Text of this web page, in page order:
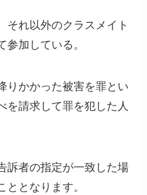
それ以外のクラスメイト
参加している。
りかかった被害を罪とい
を請求して罪を犯した人
訴者の指定が一致した場
ととなります。